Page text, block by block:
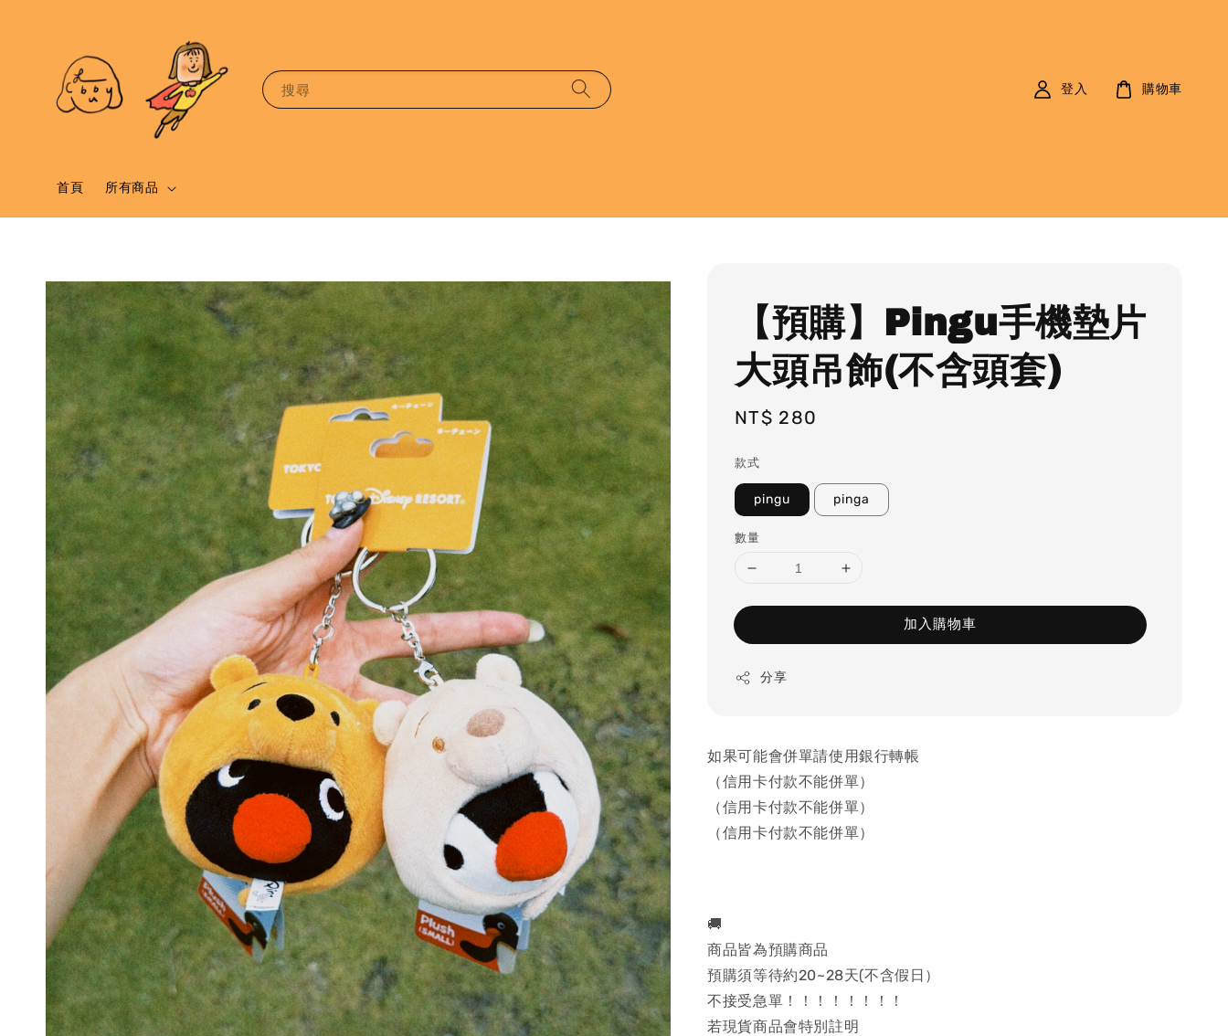
搜尋
首頁 所有商品
登入 購物車
【預購】Pingu手機墊片
大頭吊飾(不含頭套)
Regular
NT$ 280
款式
pingu pinga
數量
加入購物車
分享
如果可能會併單請使用銀行轉帳
（信用卡付款不能併單）
（信用卡付款不能併單）
（信用卡付款不能併單）
🚚
商品皆為預購商品
預購須等待約20~28天(不含假日）
不接受急單！！！！！！！！
若現貨商品會特別註明